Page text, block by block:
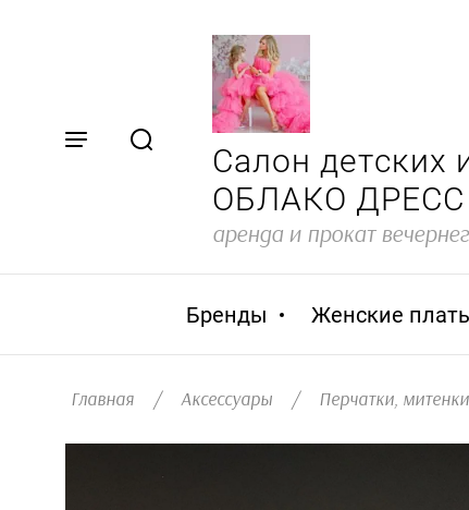
Салон детских
ОБЛАКО ДРЕСС
аренда и прокат
Бренды Женские
Главная / Аксессуары / Перчатки, митенки